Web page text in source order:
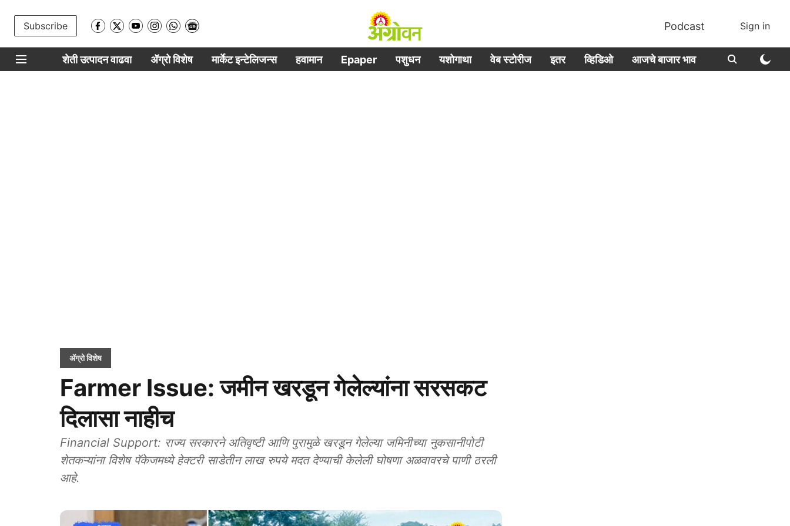
Subscribe Podcast Sign in
शेती उत्पादन वाढवा ॲग्रो विशेष मार्केट इन्टेलिजन्स हवामान Epaper पशुधन यशोगाथा वेब स्टोरीज इतर व्हिडिओ आजचे बाजार भाव
ॲग्रो विशेष
Farmer Issue: जमीन खरडून गेलेल्यांना सरसकट
दिलासा नाहीच
Financial Support: राज्य सरकारने अतिवृष्टी आणि पुरामुळे खरडून गेलेल्या जमिनीच्या नुकसानीपोटी
शेतकऱ्यांना विशेष पॅकेजमध्ये हेक्टरी साडेतीन लाख रुपये मदत देण्याची केलेली घोषणा अळवावरचे पाणी ठरली
आहे.